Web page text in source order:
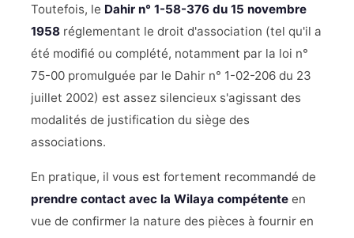
Toutefois, le Dahir n° 1-58-376 du 15 novembre
1958 réglementant le droit d'association (tel qu'il a
été modifié ou complété, notamment par la loi n°
75-00 promulguée par le Dahir n° 1-02-206 du 23
juillet 2002) est assez silencieux s'agissant des
modalités de justification du siège des
associations.
En pratique, il vous est fortement recommandé de
prendre contact avec la Wilaya compétente en
vue de confirmer la nature des pièces à fournir en